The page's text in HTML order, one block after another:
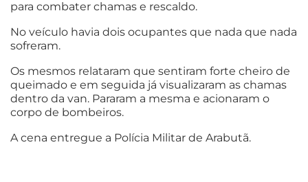
para combater chamas e rescaldo.
No veículo havia dois ocupantes que nada que nada
sofreram.
Os mesmos relataram que sentiram forte cheiro de
queimado e em seguida já visualizaram as chamas
dentro da van. Pararam a mesma e acionaram o
corpo de bombeiros.
A cena entregue a Polícia Militar de Arabutã.